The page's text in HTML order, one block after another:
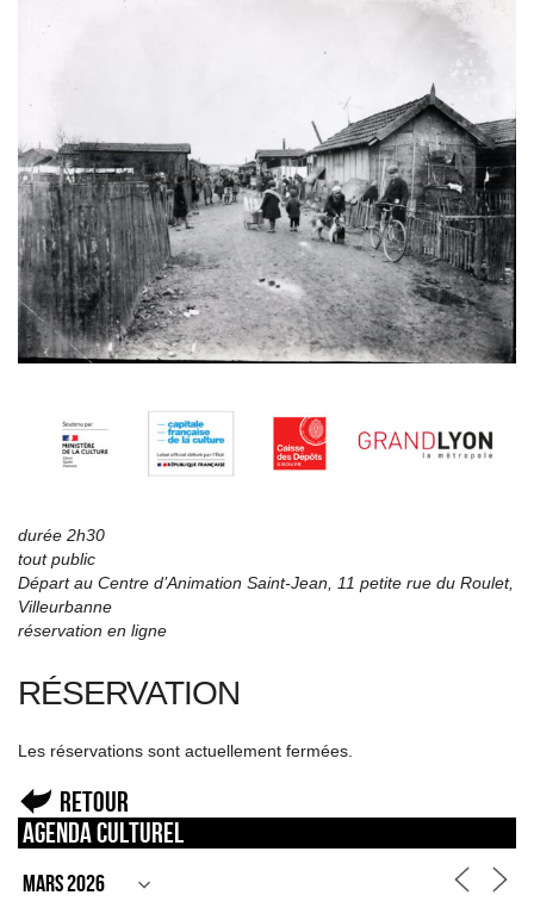
durée 2h30
tout public
Départ au Centre d’Animation Saint-Jean,
11 petite rue du Roulet,
Villeurbanne
réservation en ligne
RÉSERVATION
Les réservations sont actuellement fermées.
Retour
Agenda culturel